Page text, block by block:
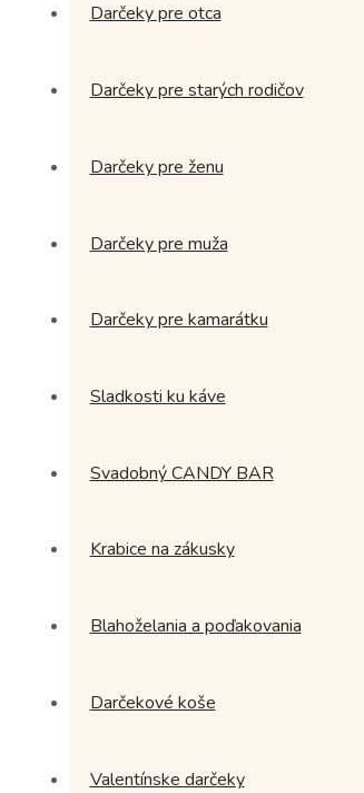
Darčeky pre otca
Darčeky pre starých rodičov
Darčeky pre ženu
Darčeky pre muža
Darčeky pre kamarátku
Sladkosti ku káve
Svadobný CANDY BAR
Krabice na zákusky
Blahoželania a poďakovania
Darčekové koše
Valentínske darčeky